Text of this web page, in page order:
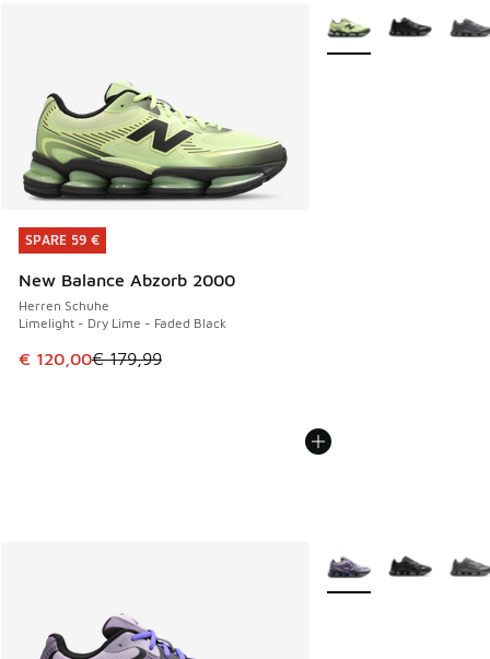
SPARE 59 €
New Balance Abzorb 2000
Herren Schuhe
Limelight - Dry Lime - Faded Black
Dieser Artikel ist im Sale. Der Preis ist von € 179,99 auf €
€ 120,00€ 179,99
SPARE 59 €
Weitere Farben
Weitere Farben